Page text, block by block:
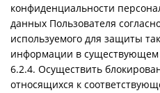
конфиденциальности
данных Пользователя
используемого для защиты
информации в существующем
6.2.4. Осуществить
относящихся к